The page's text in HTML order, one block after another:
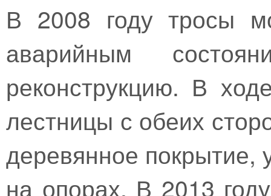
В 2008 году тросы
аварийным
реконструкцию. В
лестницы с обеих
деревянное покрытие,
на опорах. В 2013